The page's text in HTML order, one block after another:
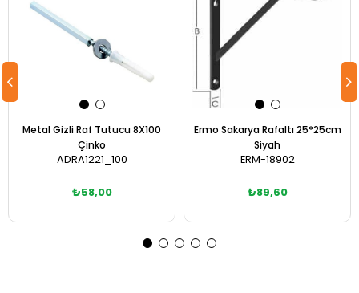
Metal Gizli Raf Tutucu 8X100
Çinko
ADRA1221_100
₺58,00
Ermo Sakarya Rafaltı 25*25cm
Siyah
ERM-18902
₺89,60